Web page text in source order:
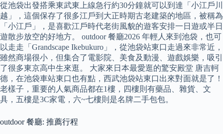
從池袋出發搭乘東武東上線急行約30分鐘就可以到達「小江戶川
越」，這個保存了很多江戶到大正時期古老建築的地區，被稱為
「小江戶」，是喜歡江戶時代老街風貌的遊客安排一日遊或半日
遊散步放空的好地方。 outdoor 餐廳2026 年輕人來到池袋，也可
以走走「Grandscape Ikebukuro」，從池袋站東口走過來非常近，
雖然商場很小，但集合了電影院、美食及動漫、遊戲娛樂，吸引
了很多東京高中生來逛。 大家來日本最愛逛的驚安殿堂 唐吉軻
德，在池袋車站東口也有點，西武池袋站東口出來對面就是了！
老樣子，重要的人氣商品都在1樓，四樓則有藥品、雜貨、文
具，五樓是3C家電，六~七樓則是名牌二手包包。
outdoor 餐廳: 推薦行程